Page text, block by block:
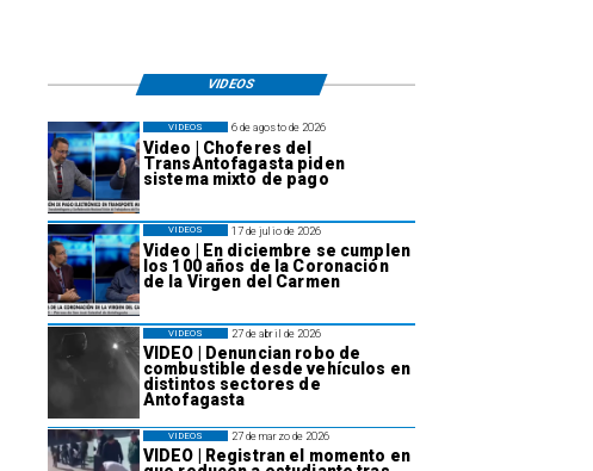
VIDEOS
6 de agosto de 2026
Video | Choferes del
TransAntofagasta piden
sistema mixto de pago
VIDEOS
17 de julio de 2026
Video | En diciembre se cumplen
los 100 años de la Coronación
de la Virgen del Carmen
VIDEOS
27 de abril de 2026
VIDEO | Denuncian robo de
combustible desde vehículos en
distintos sectores de
Antofagasta
VIDEOS
27 de marzo de 2026
VIDEO | Registran el momento en
VIDEOS